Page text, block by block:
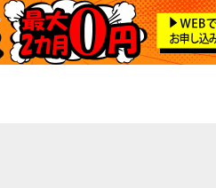
25:00
エムオン! ヒッツ
26:00